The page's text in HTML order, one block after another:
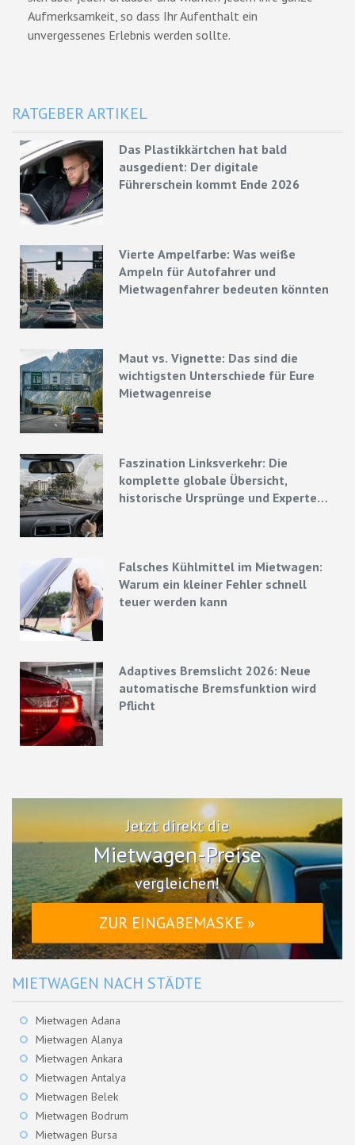
Aufmerksamkeit, so dass Ihr Aufenthalt ein
unvergessenes Erlebnis werden sollte.
RATGEBER ARTIKEL
Das Plastikkärtchen hat bald
ausgedient: Der digitale
Führerschein kommt Ende 2026
Vierte Ampelfarbe: Was weiße
Ampeln für Autofahrer und
Mietwagenfahrer bedeuten könnten
Maut vs. Vignette: Das sind die
wichtigsten Unterschiede für Eure
Mietwagenreise
Faszination Linksverkehr: Die
komplette globale Übersicht,
historische Ursprünge und Experten-
Falsches Kühlmittel im Mietwagen:
Warum ein kleiner Fehler schnell
teuer werden kann
Adaptives Bremslicht 2026: Neue
automatische Bremsfunktion wird
Pflicht
Jetzt direkt die
Mietwagen-Preise
vergleichen!
ZUR EINGABEMASKE »
MIETWAGEN NACH STÄDTE
Mietwagen Adana
Mietwagen Alanya
Mietwagen Ankara
Mietwagen Antalya
Mietwagen Belek
Mietwagen Bodrum
Mietwagen Bursa